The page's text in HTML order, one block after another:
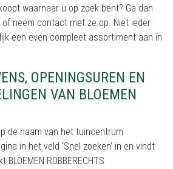
waarnaar u op zoek bent? Ga dan
neem contact met ze op. Niet ieder
een even compleet assortiment aan in
OPENINGSUREN EN
VAN BLOEMEN
de naam van het tuincentrum
in het veld ‘Snel zoeken’ in en vindt
ROBBERECHTS